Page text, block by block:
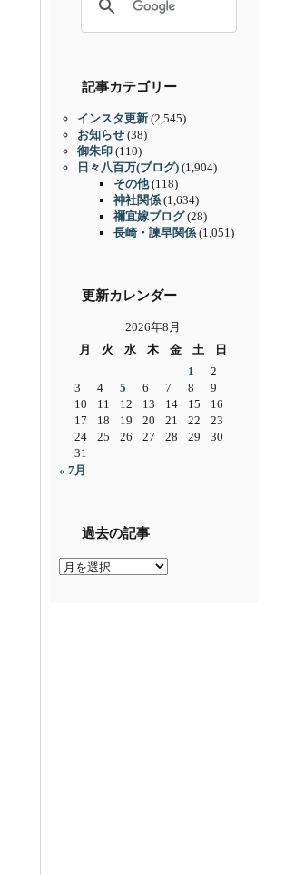
記事カテゴリー
インスタ更新 (2,545)
お知らせ (38)
御朱印 (110)
日々八百万(ブログ) (1,904)
その他(118)
神社関係 (1,634)
禰宜嫁ブログ(28)
長崎・諫早関係 (1,051)
更新カレンダー
2026年8月
月
火 水 木 金 土
日
1
2
3
4 5 6 7 8
9
10
11 12 13 14 15
16
17
18 19 20 21 22
23
24
25 26 27 28 29
30
31
« 7月
過去の記事
過